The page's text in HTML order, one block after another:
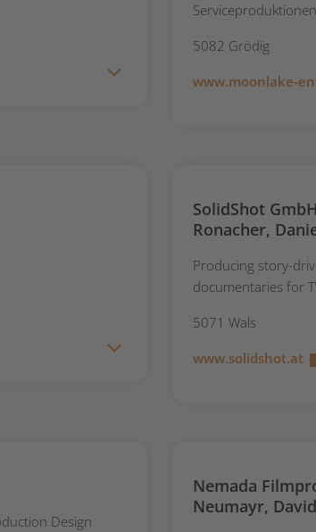
Serviceproduktionen
5082 Grödig
www.moonlake-
SolidShot GmbH
Ronacher,
Producing story-
documentaries for
5071 Wals
www.solidshot.at
Design
Nemada
Neumayr, David